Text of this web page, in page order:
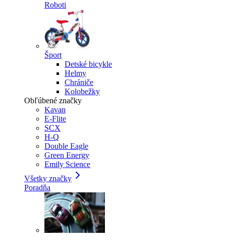
Roboti
Šport
Detské bicykle
Helmy
Chrániče
Kolobežky
Obľúbené značky
Kavan
E-Flite
SCX
H-Q
Double Eagle
Green Energy
Emily Science
Všetky značky
Poradňa